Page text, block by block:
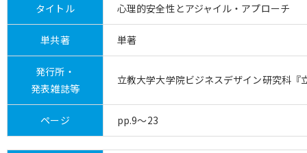
タイトル 心理的安全性とアジャイル・アプローチ
単共著 単著
発行所・
発表雑誌等
立教大学大学院ビジネスデザイン研究科『
ページ pp.9～23